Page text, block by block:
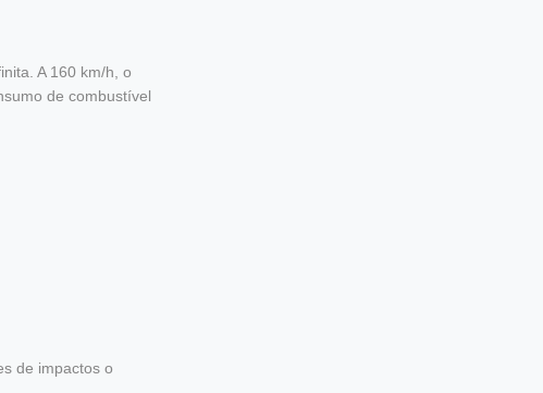
A 160 km/h, o
de combustível
de impactos o